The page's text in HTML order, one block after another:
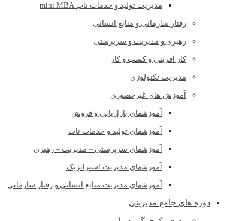
مدیریت تولید و خدمات ناب mini MBA
رفتار سازمانی و منابع انسانی
رهبری و مدیریت و سرپرستی
کار آفرینی و کسب و کار
مدیریت تکنولوژی
آموزش های غیرحضوری
آموزشهای بازاریابی و فروش
آموزشهای تولید و خدمات ناب
آموزشهای سرپرستی – مدیریت – رهبری
آموزشهای مدیریت استراتژیک
آموزشهای مدیریت منابع انسانی و رفتار سازمانی
دوره های جامع مدیریتی